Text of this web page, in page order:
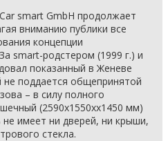
smart GmbH продолжает
вниманию публики все
концепции
smart-родстером (1999 г.) и
показанный в Женеве
поддается общепринятой
– в силу полного
(2590х1550хх1450 мм)
имеет ни дверей, ни крыши,
стекла.